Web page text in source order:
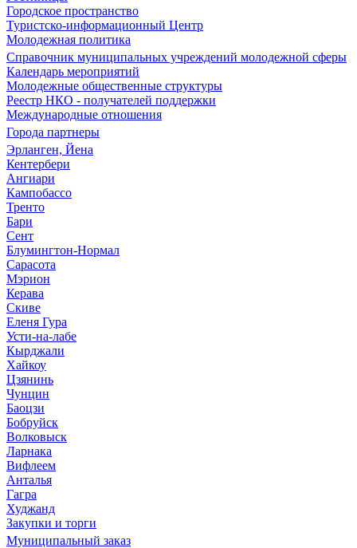
Городское пространство
Туристско-информационный Центр
Молодежная политика
Справочник муниципальных учреждений молодежной сферы
Календарь мероприятий
Молодежные общественные структуры
Реестр НКО - получателей поддержки
Международные отношения
Города партнеры
Эрланген, Йена
Кентербери
Ангиари
Кампобассо
Тренто
Бари
Сент
Блумингтон-Нормал
Сарасота
Мэрион
Керава
Скиве
Еленя Гура
Усти-на-лабе
Кырджали
Хайкоу
Цзянинь
Чунцин
Баоцзи
Бобруйск
Волковыск
Ларнака
Вифлеем
Анталья
Гагра
Худжанд
Закупки и торги
Муниципальный заказ